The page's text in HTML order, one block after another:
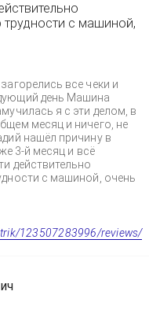
трудности с машиной,
все чеки и
день Машина
я с эти делом, в
месяц и ничего, не
нашёл причину в
3-й месяц и всё
действительно
с машиной, очень
123507283996/reviews/